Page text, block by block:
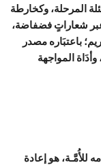
المرحلة، وكخارطة
عبر شعاراتٍ فضفاضة،
باعتبَاره مصدر
المواجهة
للأُمَّـة، هو إعادة